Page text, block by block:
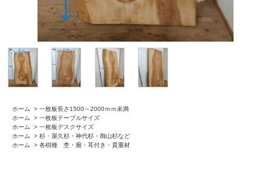
ホーム > 一枚板長さ1500～2000ｍｍ未満
ホーム
> 一枚板テーブルサイズ
ホーム
> 一枚板デスクサイズ
ホーム
> 杉・屋久杉・神代杉・御山杉など
ホーム
> 各樹種 杢・瘤・耳付き・貴重材